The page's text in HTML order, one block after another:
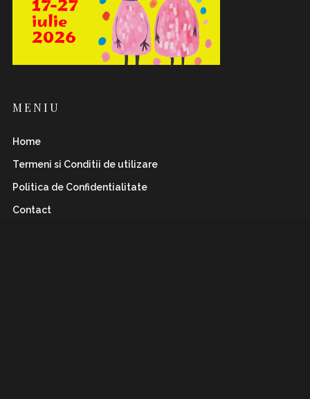
MENIU
Home
Termeni si Conditii de utilizare
Politica de Confidentialitate
Contact